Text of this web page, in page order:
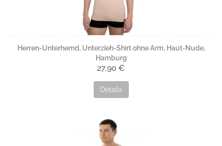
Herren-Unterhemd, Unterzieh-Shirt ohne Arm, Haut-Nude,
Hamburg
27,90 €
Details